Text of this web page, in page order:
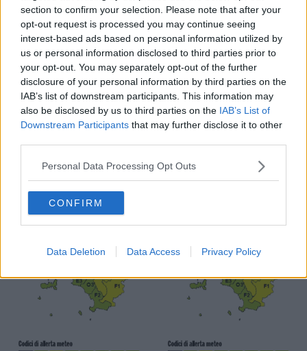
section to confirm your selection. Please note that after your
opt-out request is processed you may continue seeing
interest-based ads based on personal information utilized by
us or personal information disclosed to third parties prior to
your opt-out. You may separately opt-out of the further
disclosure of your personal information by third parties on the
IAB’s list of downstream participants. This information may
also be disclosed by us to third parties on the IAB’s List of
Downstream Participants that may further disclose it to other
Personal Data Processing Opt Outs
CONFIRM
Data Deletion Data Access Privacy Policy
regione ad esclusione della costa maremmana.
Oggi, martedì, le previsioni meteo indicano possibili temporali nelle
zone interne nel pomeriggio e nella prima parte della serata.
Dal pomeriggio di domani sono previsti possibili temporali sparsi
sulle zone interne e sui rilievi, localmente intensi. In serata
precipitazioni attese sulle zone nord-occidentali della regione.